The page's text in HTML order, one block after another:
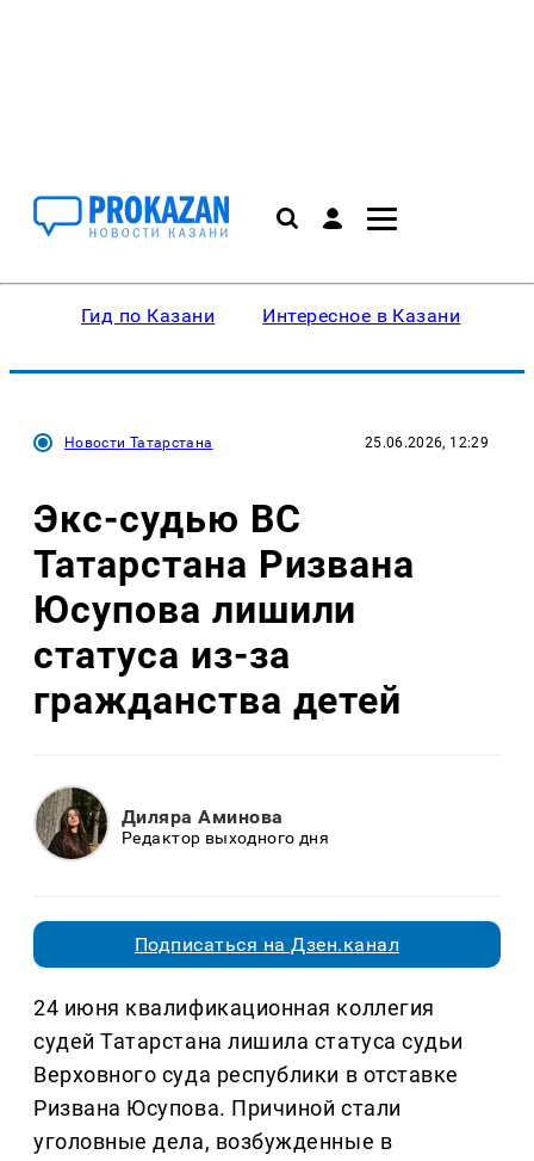
Гид по Казани Интересное в Казани
Новости Татарстана 25.06.2026, 12:29
Экс-судью ВС
Татарстана Ризвана
Юсупова лишили
статуса из-за
гражданства детей
Диляра Аминова
Редактор выходного дня
Подписаться на Дзен.канал
24 июня квалификационная коллегия
судей Татарстана лишила статуса судьи
Верховного суда республики в отставке
Ризвана Юсупова. Причиной стали
уголовные дела, возбужденные в